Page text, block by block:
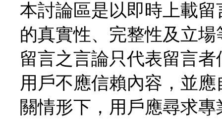
本討論區是以即時上載
的真實性、完整性及立
留言之言論只代表留言
用戶不應信賴內容，並
關情形下，用戶應尋求